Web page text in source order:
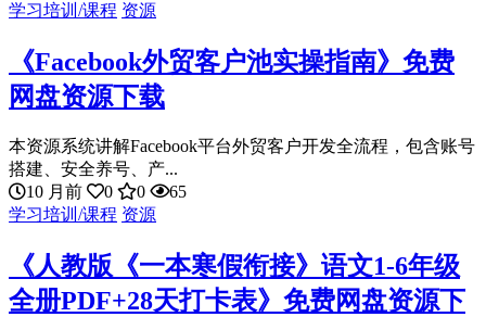
学习培训/课程 资源
《Facebook外贸客户池实操指南》免费
网盘资源下载
本资源系统讲解Facebook平台外贸客户开发全流程，包含账号
搭建、安全养号、产...
10 月前
0 0
65
学习培训/课程 资源
《人教版《一本寒假衔接》语文1-6年级
全册PDF+28天打卡表》免费网盘资源下